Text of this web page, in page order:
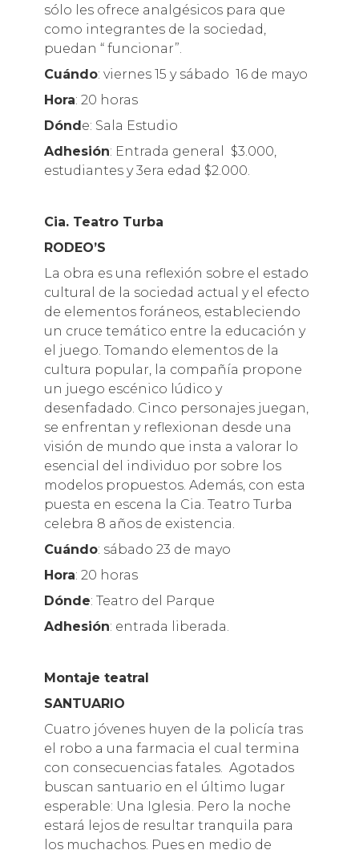
sólo les ofrece analgésicos para que
como integrantes de la sociedad,
puedan “ funcionar”.
Cuándo: viernes 15 y sábado 16 de mayo
Hora: 20 horas
Dónd e: Sala Estudio
Adhesión: Entrada general $3.000,
estudiantes y 3era edad $2.000.
Cia. Teatro Turba
RODEO’S
La obra es una reflexión sobre el estado
cultural de la sociedad actual y el efecto
de elementos foráneos, estableciendo
un cruce temático entre la educación y
el juego. Tomando elementos de la
cultura popular, la compañía propone
un juego escénico lúdico y
desenfadado. Cinco personajes juegan,
se enfrentan y reflexionan desde una
visión de mundo que insta a valorar lo
esencial del individuo por sobre los
modelos propuestos. Además, con esta
puesta en escena la Cia. Teatro Turba
celebra 8 años de existencia.
Cuándo: sábado 23 de mayo
Hora: 20 horas
Dónde: Teatro del Parque
Adhesión: entrada liberada.
Montaje teatral
SANTUARIO
Cuatro jóvenes huyen de la policía tras
el robo a una farmacia el cual termina
con consecuencias fatales. Agotados
buscan santuario en el último lugar
esperable: Una Iglesia. Pero la noche
estará lejos de resultar tranquila para
los muchachos. Pues en medio de